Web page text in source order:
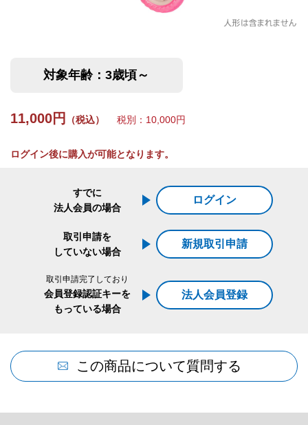
対象年齢：3歳頃～
11,000円 （税込） 税別：10,000円
ログイン後に購入が可能となります。
すでに
法人会員の場合
ログイン
取引申請を
していない場合
新規取引申請
取引申請完了しており
会員登録認証キーを
もっている場合
法人会員登録
この商品について質問する